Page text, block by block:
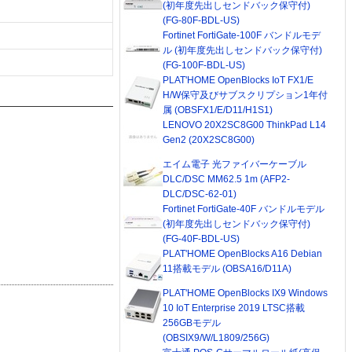
(初年度先出しセンドバック保守付)
(FG-80F-BDL-US)
Fortinet FortiGate-100F バンドルモデ
ル (初年度先出しセンドバック保守付)
(FG-100F-BDL-US)
PLAT'HOME OpenBlocks IoT FX1/E
H/W保守及びサブスクリプション1年付
属 (OBSFX1/E/D11/H1S1)
LENOVO 20X2SC8G00 ThinkPad L14
Gen2 (20X2SC8G00)
エイム電子 光ファイバーケーブル
DLC/DSC MM62.5 1m (AFP2-
DLC/DSC-62-01)
Fortinet FortiGate-40F バンドルモデル
(初年度先出しセンドバック保守付)
(FG-40F-BDL-US)
PLAT'HOME OpenBlocks A16 Debian
11搭載モデル (OBSA16/D11A)
PLAT'HOME OpenBlocks IX9 Windows
10 IoT Enterprise 2019 LTSC搭載
256GBモデル
(OBSIX9/W/L1809/256G)